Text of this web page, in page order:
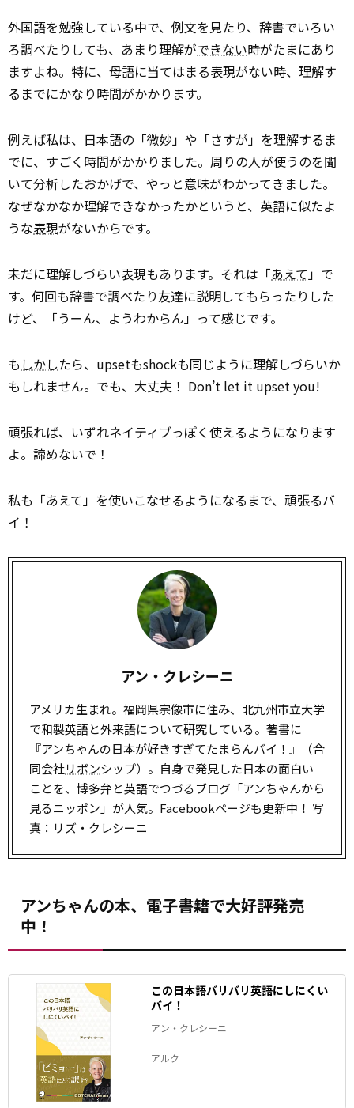
外国語を勉強している中で、例文を見たり、辞書でいろい
ろ調べたりしても、あまり理解ができない時がたまにあり
ますよね。特に、母語に当てはまる表現がない時、理解す
るまでにかなり時間がかかります。
例えば私は、日本語の「微妙」や「さすが」を理解するま
でに、すごく時間がかかりました。周りの人が使うのを聞
いて分析したおかげで、やっと意味がわかってきました。
なぜなかなか理解できなかったかというと、英語に似たよ
うな表現がないからです。
未だに理解しづらい表現もあります。それは「あえて」で
す。何回も辞書で調べたり友達に説明してもらったりした
けど、「うーん、ようわからん」って感じです。
も しかしたら、upsetもshockも同じように理解しづらいか
もしれません。でも、大丈夫！ Don’t let it upset you!
頑張れば、いずれネイティブっぽく使えるようになります
よ。諦めないで！
私も「あえて」を使いこなせるようになるまで、頑張るバ
イ！
アン・クレシーニ
アメリカ生まれ。福岡県宗像市に住み、北九州市立大学
で和製英語と外来語について研究している。著書に
『アンちゃんの日本が好きすぎてたまらんバイ！』（合
同会社リボンシップ）。自身で発見した日本の面白い
ことを、博多弁と英語でつづるブログ「アンちゃんから
見るニッポン」が人気。Facebookページも更新中！ 写
真：リズ・クレシーニ
アンちゃんの本、電子書籍で大好評発売
中！
この日本語バリバリ英語にしにくい
バイ！
アン・クレシーニ
アルク